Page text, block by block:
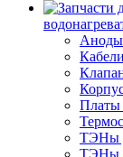
Аноды
Платы
ТЭНы
ТЭНы